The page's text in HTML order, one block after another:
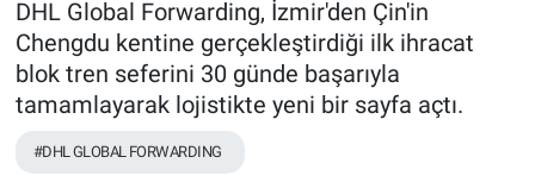
DHL Global Forwarding, İzmir'den Çin'in
Chengdu kentine gerçekleştirdiği ilk ihracat
blok tren seferini 30 günde başarıyla
tamamlayarak lojistikte yeni bir sayfa açtı.
#DHL GLOBAL FORWARDING